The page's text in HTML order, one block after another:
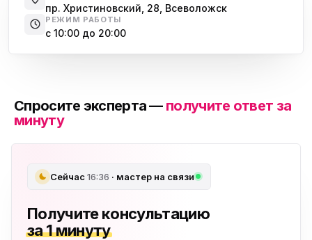
пр. Христиновский, 28, Всеволожск
РЕЖИМ РАБОТЫ
с 10:00 до 20:00
Спросите эксперта — получите ответ за
минуту
Сейчас16:36 · мастер на связи
Получите консультацию
за 1 минуту